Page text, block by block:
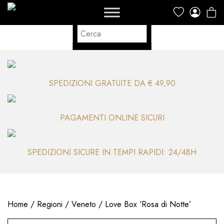
SPEDIZIONI GRATUITE DA € 49,90
PAGAMENTI ONLINE SICURI
SPEDIZIONI SICURE IN TEMPI RAPIDI: 24/48H
Home / Regioni / Veneto / Love Box ‘Rosa di Notte’